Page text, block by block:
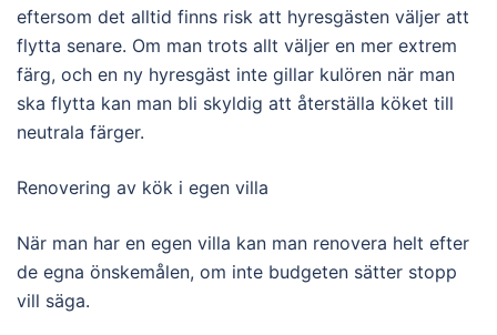
eftersom det alltid finns risk att hyresgästen väljer att
flytta senare. Om man trots allt väljer en mer extrem
färg, och en ny hyresgäst inte gillar kulören när man
ska flytta kan man bli skyldig att återställa köket till
neutrala färger.
Renovering av kök i egen villa
När man har en egen villa kan man renovera helt efter
de egna önskemålen, om inte budgeten sätter stopp
vill säga.